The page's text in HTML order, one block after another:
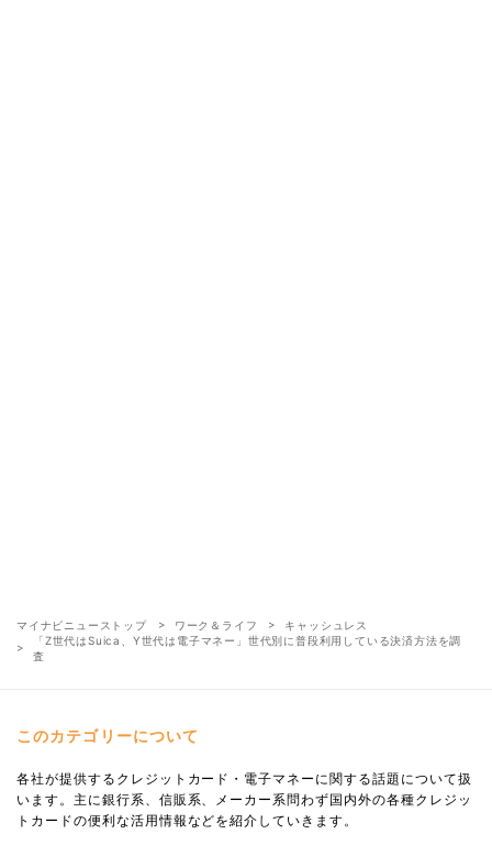
マイナビニューストップ ワーク＆ライフ
キャッシュレス
「Z世代はSuica、Y世代は電子マネー」世代別に普段利用している決済方法を調
査
このカテゴリーについて
各社が提供するクレジットカード・電子マネーに関する話題について扱
います。主に銀行系、信販系、メーカー系問わず国内外の各種クレジッ
トカードの便利な活用情報などを紹介していきます。